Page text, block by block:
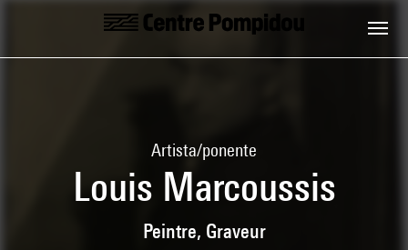
Skip to main content
Centre Pompidou
Artista/ponente
Louis Marcoussis
Peintre, Graveur